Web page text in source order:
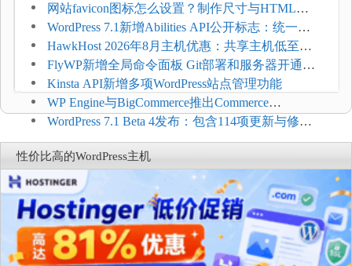
压和订单延迟
网站favicon图标怎么设置？制作尺寸与HTML添
加方法
WordPress 7.1新增Abilities API公开标志：统一支
持REST API、MCP与AI代理
HawkHost 2026年8月主机优惠：共享主机低至
$2.61/月，高性能主机同步折扣
FlyWP新增全局命令面板 Git部署和服务器开通更
方便
Kinsta API新增多项WordPress站点管理功能
WP Engine与BigCommerce推出Commerce
Connect：WordPress商店可保留前台体验并扩展电
商能力
WordPress 7.1 Beta 4发布：包含114项更新与修
复，仅建议在测试环境体验
性价比高的WordPress主机